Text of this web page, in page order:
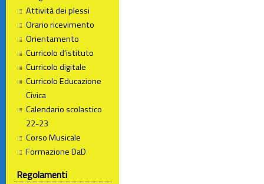
Attività dei plessi
Orario ricevimento
Orientamento
Curricolo d’istituto
Curricolo digitale
Curricolo Educazione
Civica
Calendario scolastico
22-23
Corso Musicale
Formazione DaD
Regolamenti